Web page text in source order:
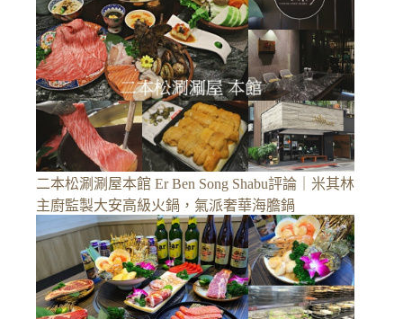
二本松涮涮屋本館 Er Ben Song Shabu評論｜米其林
主廚監製大安高級火鍋，氣派奢華海膽鍋